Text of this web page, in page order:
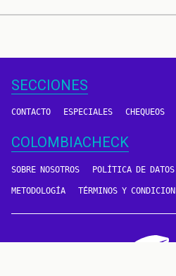
SECCIONES
CONTACTO ESPECIALES CHEQUEOS
COLOMBIACHECK
SOBRE NOSOTROS POLÍTICA DE DATOS
METODOLOGÍA TÉRMINOS Y